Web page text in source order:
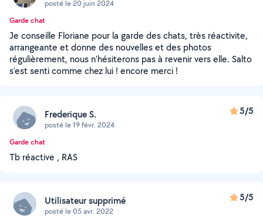
posté le 20 juin 2024
Garde chat
Je conseille Floriane pour la garde des chats, très réactivite,
arrangeante et donne des nouvelles et des photos
régulièrement, nous n'hésiterons pas à revenir vers elle. Salto
s'est senti comme chez lui ! encore merci !
Frederique S.
posté le 19 févr. 2024
5/5
Garde chat
Tb réactive , RAS
Utilisateur supprimé
posté le 05 avr. 2022
5/5